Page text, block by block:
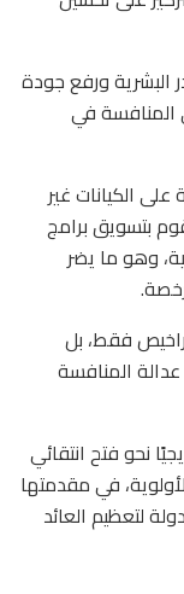
البشرية ورفع جودة
المنافسة في
الكيانات غير
بتسويق برامج
وهو ما يضر
فقط، بل
المنافسة
نحو فتح انتقائي
في مقدمتها
لتعظيم العائد